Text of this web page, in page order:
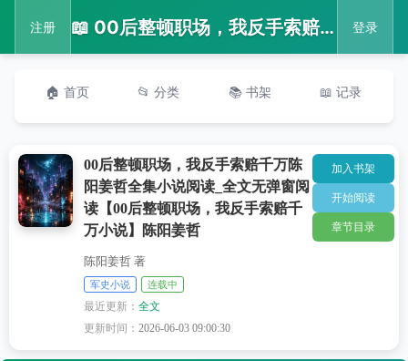
注册 📖 00后整顿职场，我反手索赔千万陈阳姜哲全集小说阅读_全文无弹窗阅读【00后整顿职场，我反手索赔千万小说】陈阳姜哲 登录
🏠 首页 📂 分类 📚 书架 📖 记录
00后整顿职场，我反手索赔千万陈
阳姜哲全集小说阅读_全文无弹窗阅
读【00后整顿职场，我反手索赔千
万小说】陈阳姜哲
陈阳姜哲 著
军史小说 连载中
最近更新：全文
更新时间：2026-06-03 09:00:30
加入书架
开始阅读
章节目录